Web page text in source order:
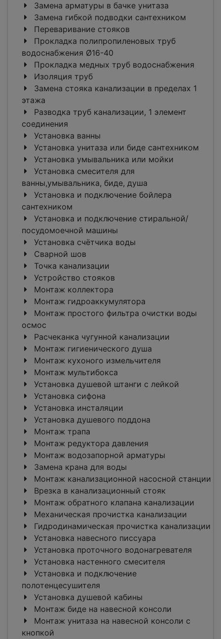
Замена арматуры в бачке унитаза
Замена гибкой подводки сантехником
Переваривание стояков
Прокладка полипропиленовых труб
водоснабжения Ø16-40
Прокладка медных труб водоснабжения
Изоляция труб
Замена стояка канализации в пределах 1
этажа
Разводка труб канализации, 1 элемент
соединения
Установка ванны
Установка унитаза или биде сантехником
Установка умывальника или мойки
Установка смесителя для
ванны,умывальника, биде, душа
Установка и подключение бойлера
сантехником
Установка и подключение стиральной/
посудомоечной машины
Установка счётчика воды
Сварной шов
Точка канализации
Устройство стояков
Монтаж коллектора
Монтаж гидроаккумулятора
Монтаж простого фильтра очистки воды
осмос
Расчеканка чугунной канализации
Монтаж гигиенического душа
Монтаж кухоного измельчителя
Монтаж мультибокса
Установка душевой штанги с лейкой
Установка сифона
Установка инсталяции
Установка душевого поддона
Монтаж трапа
Монтаж редуктора давления
Монтаж водозапорной арматуры
Замена крана для воды
Монтаж канализационной насосной станции
Врезка в канализационный стояк
Монтаж обратного клапана канализации
Механическая прочистка канализации
Гидродинамическая прочистка канализации
Установка навесного писсуара
Установка проточного водонагревателя
Установка настенного смесителя
Установка и подключение
полотенцесушителя
Установка душевой кабины
Монтаж биде на навесной консоли
Монтаж унитаза на навесной консоли с
кнопкой